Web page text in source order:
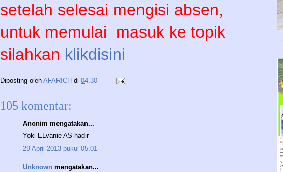
setelah selesai mengisi absen,
untuk memulai masuk ke topik
silahkan klikdisini
Diposting oleh AFARICH di 04.30
105 komentar:
Anonim mengatakan...
Yoki ELvanie AS hadir
29 April 2013 pukul 05.01
Unknown mengatakan...